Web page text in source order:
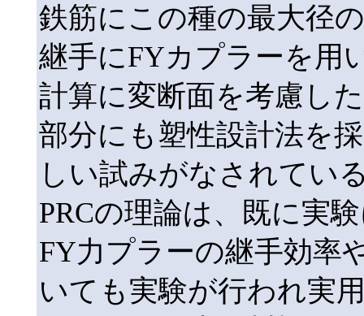
鉄筋にこの種の最大径
継手にFYカプラーを用
計算に変断面を考慮し
部分にも塑性設計法を
しい試みがなされてい
PRCの理論は、既に実
FY力プラーの継手効率
いても実験が行われ実